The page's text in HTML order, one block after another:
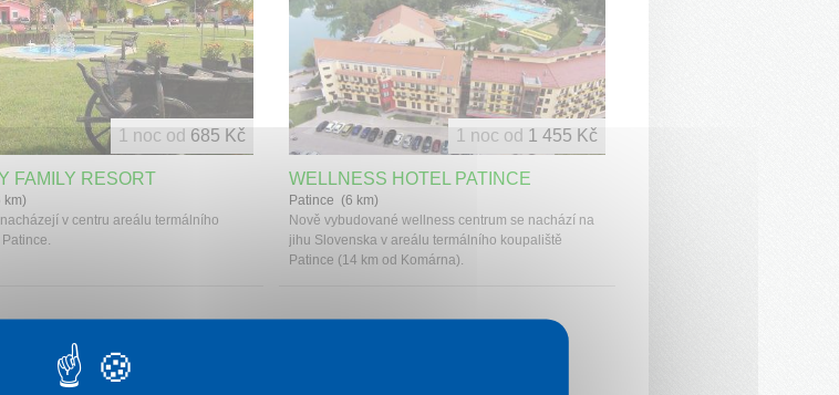
FAMILY RESORT
km)
v centru areálu termálního
1 noc od 685 Kč
WELLNESS HOTEL PATINCE
Patince (6 km)
Nově vybudované wellness centrum se nachází na
jihu Slovenska v areálu termálního koupaliště
Patince (14 km od Komárna).
1 noc od 1 455 Kč